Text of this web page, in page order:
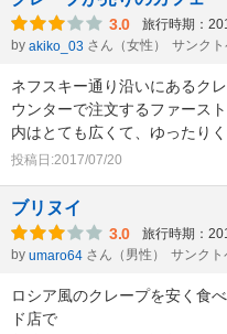
3.0 旅行時期：
by akiko_03 さん（女性） サンク
ネフスキー通り沿いにあるク
ウンターで注文するファース
内はとても広くて、ゆったり
投稿日:2017/07/20
ブリヌイ
3.0 旅行時期：
by umaro64 さん（男性） サンク
ロシア風のクレープを安く食
ド店で